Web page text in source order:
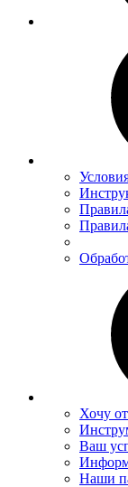
Хочу
Ваш
Наши